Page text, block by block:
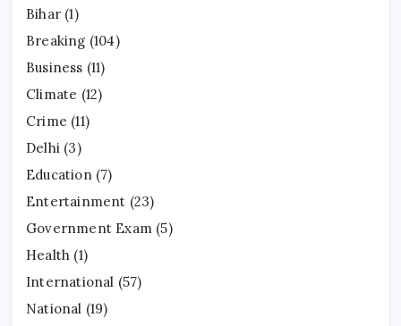
Bihar (1)
Breaking (104)
Business (11)
Climate (12)
Crime (11)
Delhi (3)
Education(7)
Entertainment (23)
Government Exam (5)
Health (1)
International (57)
National (19)